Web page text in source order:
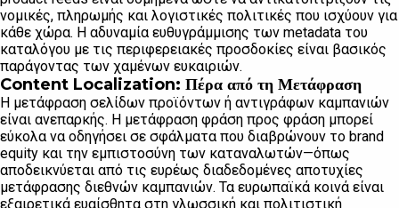
νομικές, πληρωμής και λογιστικές πολιτικές που ισχύουν για
κάθε χώρα. Η αδυναμία ευθυγράμμισης των metadata του
καταλόγου με τις περιφερειακές προσδοκίες είναι βασικός
παράγοντας των χαμένων ευκαιριών.
Content Localization: Πέρα από τη Μετάφραση
Η μετάφραση σελίδων προϊόντων ή αντιγράφων καμπανιών
είναι ανεπαρκής. Η μετάφραση φράση προς φράση μπορεί
εύκολα να οδηγήσει σε σφάλματα που διαβρώνουν το brand
equity και την εμπιστοσύνη των καταναλωτών—όπως
αποδεικνύεται από τις ευρέως διαδεδομένες αποτυχίες
μετάφρασης διεθνών καμπανιών. Τα ευρωπαϊκά κοινά είναι
εξαιρετικά ευαίσθητα στη γλωσσική και πολιτιστική